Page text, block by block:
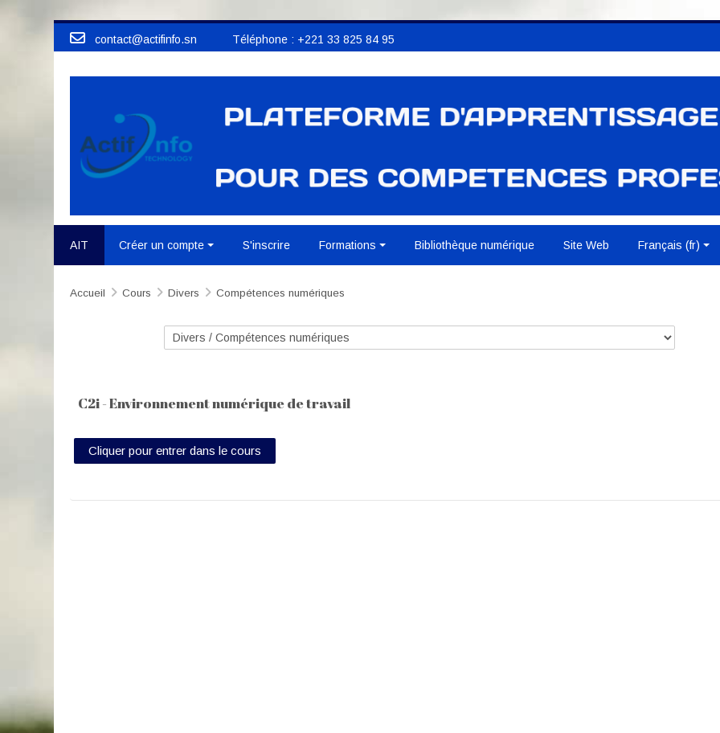
contact@actifinfo.sn Téléphone : +221 33 825 84 95
AIT Créer un compte S'inscrire Formations Bibliothèque numérique Site Web Français ‎(fr)‎
Accueil Cours Divers Compétences numériques
Catégories de cours
C2i - Environnement numérique de travail
Cliquer pour entrer dans le cours